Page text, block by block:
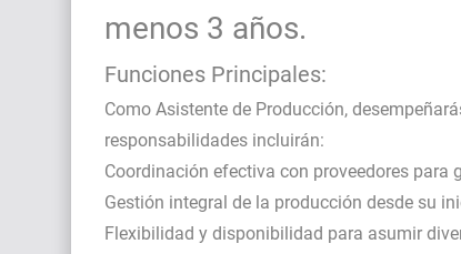
menos 3 años.
Funciones Principales:
Como Asistente de Producción,
responsabilidades incluirán:
Coordinación efectiva con proveedores
Gestión integral de la producción desde su
Flexibilidad y disponibilidad para asumir